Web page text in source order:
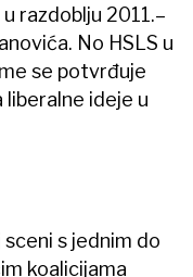
razdoblju 2011.–
No HSLS u
se potvrđuje
ideje u
s jednim do
koalicijama